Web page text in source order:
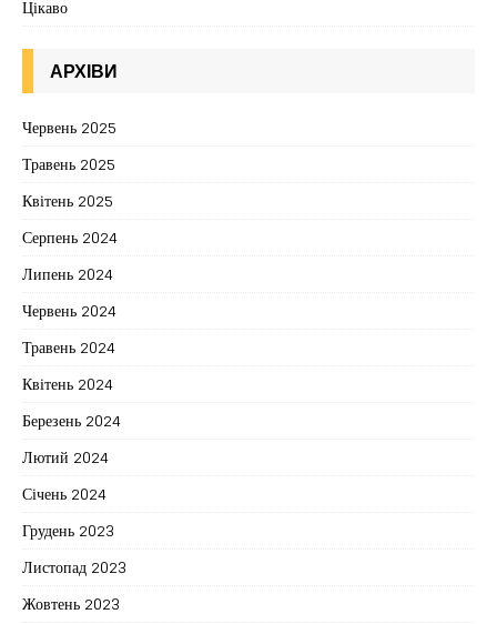
Цікаво
АРХІВИ
Червень 2025
Травень 2025
Квітень 2025
Серпень 2024
Липень 2024
Червень 2024
Травень 2024
Квітень 2024
Березень 2024
Лютий 2024
Січень 2024
Грудень 2023
Листопад 2023
Жовтень 2023